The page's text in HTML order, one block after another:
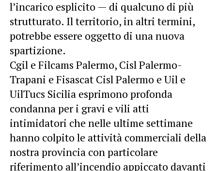
l’incarico esplicito — di qualcuno di più
strutturato. Il territorio, in altri termini,
potrebbe essere oggetto di una nuova
spartizione.
Cgil e Filcams Palermo, Cisl Palermo-
Trapani e Fisascat Cisl Palermo e Uil e
UilTucs Sicilia esprimono profonda
condanna per i gravi e vili atti
intimidatori che nelle ultime settimane
hanno colpito le attività commerciali della
nostra provincia con particolare
riferimento all’incendio appiccato davanti